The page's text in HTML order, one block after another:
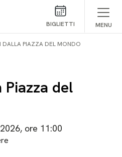
BIGLIETTI MENU
DALLA PIAZZA DEL MONDO
del
ore 11:00